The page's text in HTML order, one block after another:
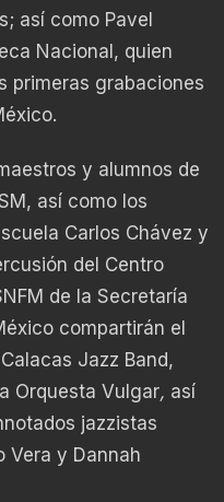
así como Pavel
Nacional, quien
primeras grabaciones
y alumnos de
así como los
Carlos Chávez y
del Centro
de la Secretaría
compartirán el
Jazz Band,
Orquesta Vulgar, así
jazzistas
Vera y Dannah